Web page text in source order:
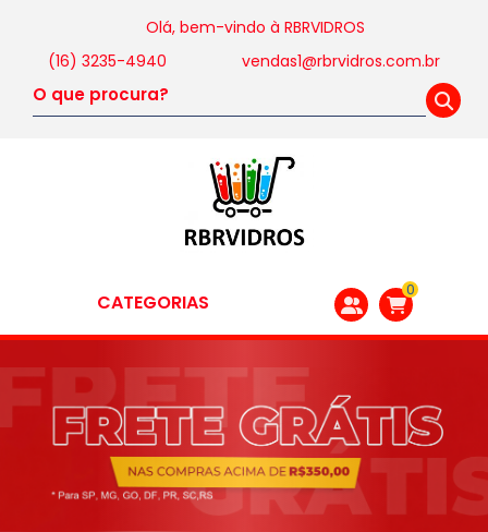
Olá, bem-vindo à RBRVIDROS
(16) 3235-4940
vendas1@rbrvidros.com.br
CATEGORIAS 0